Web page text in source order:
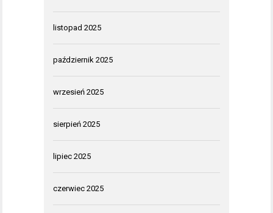
listopad 2025
październik 2025
wrzesień 2025
sierpień 2025
lipiec 2025
czerwiec 2025